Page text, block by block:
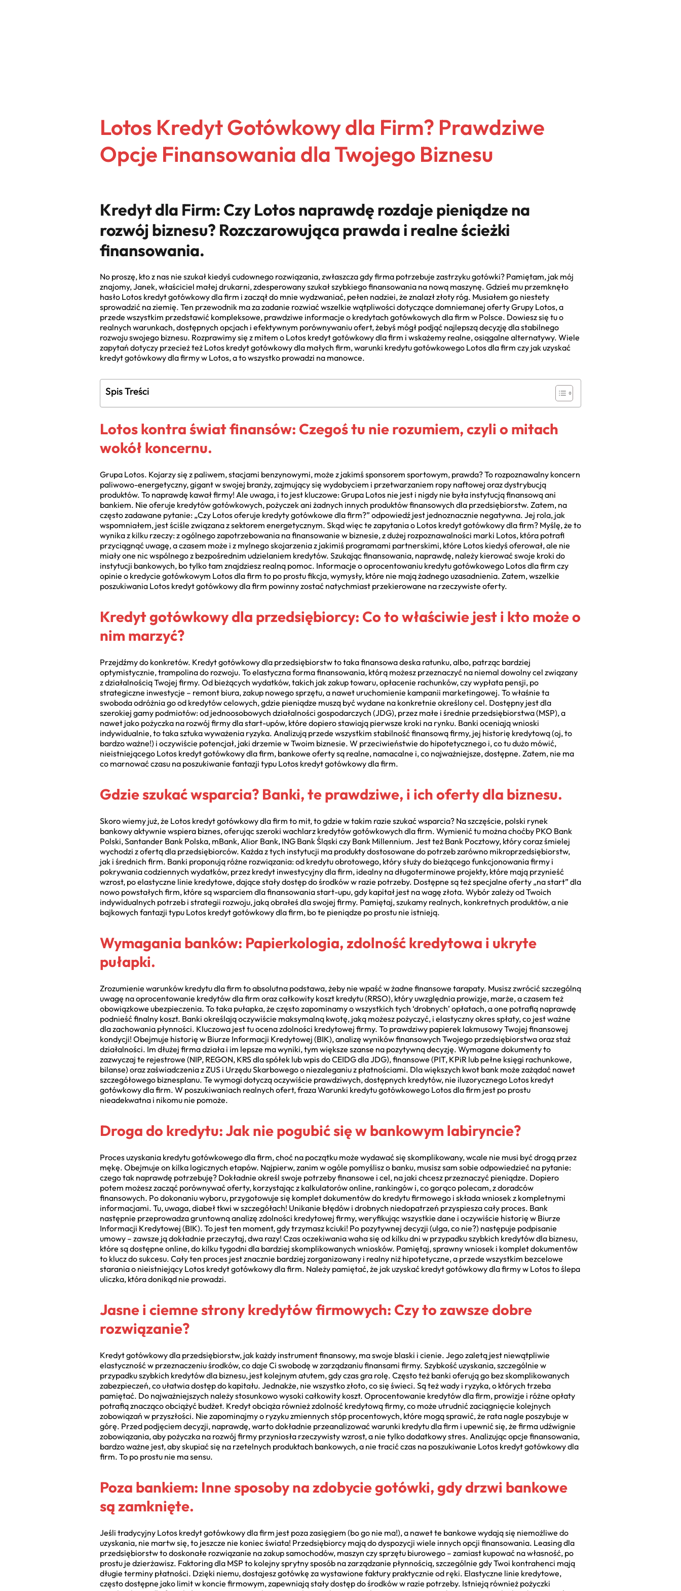
Lotos Kredyt Gotówkowy dla Firm? Prawdziwe
Opcje Finansowania dla Twojego Biznesu
Kredyt dla Firm: Czy Lotos naprawdę rozdaje pieniądze na
rozwój biznesu? Rozczarowująca prawda i realne ścieżki
finansowania.
No proszę, kto z nas nie szukał kiedyś cudownego rozwiązania, zwłaszcza gdy firma potrzebuje zastrzyku gotówki? Pamiętam, jak mój
znajomy, Janek, właściciel małej drukarni, zdesperowany szukał szybkiego finansowania na nową maszynę. Gdzieś mu przemknęło
hasło Lotos kredyt gotówkowy dla firm i zaczął do mnie wydzwaniać, pełen nadziei, że znalazł złoty róg. Musiałem go niestety
sprowadzić na ziemię. Ten przewodnik ma za zadanie rozwiać wszelkie wątpliwości dotyczące domniemanej oferty Grupy Lotos, a
przede wszystkim przedstawić kompleksowe, prawdziwe informacje o kredytach gotówkowych dla firm w Polsce. Dowiesz się tu o
realnych warunkach, dostępnych opcjach i efektywnym porównywaniu ofert, żebyś mógł podjąć najlepszą decyzję dla stabilnego
rozwoju swojego biznesu. Rozprawimy się z mitem o Lotos kredyt gotówkowy dla firm i wskażemy realne, osiągalne alternatywy. Wiele
zapytań dotyczy przecież też Lotos kredyt gotówkowy dla małych firm, warunki kredytu gotówkowego Lotos dla firm czy jak uzyskać
kredyt gotówkowy dla firmy w Lotos, a to wszystko prowadzi na manowce.
Spis Treści
Lotos kontra świat finansów: Czegoś tu nie rozumiem, czyli o mitach
wokół koncernu.
Grupa Lotos. Kojarzy się z paliwem, stacjami benzynowymi, może z jakimś sponsorem sportowym, prawda? To rozpoznawalny koncern
paliwowo-energetyczny, gigant w swojej branży, zajmujący się wydobyciem i przetwarzaniem ropy naftowej oraz dystrybucją
produktów. To naprawdę kawał firmy! Ale uwaga, i to jest kluczowe: Grupa Lotos nie jest i nigdy nie była instytucją finansową ani
bankiem. Nie oferuje kredytów gotówkowych, pożyczek ani żadnych innych produktów finansowych dla przedsiębiorstw. Zatem, na
często zadawane pytanie: „Czy Lotos oferuje kredyty gotówkowe dla firm?” odpowiedź jest jednoznacznie negatywna. Jej rola, jak
wspomniałem, jest ściśle związana z sektorem energetycznym. Skąd więc te zapytania o Lotos kredyt gotówkowy dla firm? Myślę, że to
wynika z kilku rzeczy: z ogólnego zapotrzebowania na finansowanie w biznesie, z dużej rozpoznawalności marki Lotos, która potrafi
przyciągnąć uwagę, a czasem może i z mylnego skojarzenia z jakimiś programami partnerskimi, które Lotos kiedyś oferował, ale nie
miały one nic wspólnego z bezpośrednim udzielaniem kredytów. Szukając finansowania, naprawdę, należy kierować swoje kroki do
instytucji bankowych, bo tylko tam znajdziesz realną pomoc. Informacje o oprocentowaniu kredytu gotówkowego Lotos dla firm czy
opinie o kredycie gotówkowym Lotos dla firm to po prostu fikcja, wymysły, które nie mają żadnego uzasadnienia. Zatem, wszelkie
poszukiwania Lotos kredyt gotówkowy dla firm powinny zostać natychmiast przekierowane na rzeczywiste oferty.
Kredyt gotówkowy dla przedsiębiorcy: Co to właściwie jest i kto może o
nim marzyć?
Przejdźmy do konkretów. Kredyt gotówkowy dla przedsiębiorstw to taka finansowa deska ratunku, albo, patrząc bardziej
optymistycznie, trampolina do rozwoju. To elastyczna forma finansowania, którą możesz przeznaczyć na niemal dowolny cel związany
z działalnością Twojej firmy. Od bieżących wydatków, takich jak zakup towaru, opłacenie rachunków, czy wypłata pensji, po
strategiczne inwestycje – remont biura, zakup nowego sprzętu, a nawet uruchomienie kampanii marketingowej. To właśnie ta
swoboda odróżnia go od kredytów celowych, gdzie pieniądze muszą być wydane na konkretnie określony cel. Dostępny jest dla
szerokiej gamy podmiotów: od jednoosobowych działalności gospodarczych (JDG), przez małe i średnie przedsiębiorstwa (MSP), a
nawet jako pożyczka na rozwój firmy dla start-upów, które dopiero stawiają pierwsze kroki na rynku. Banki oceniają wnioski
indywidualnie, to taka sztuka wyważenia ryzyka. Analizują przede wszystkim stabilność finansową firmy, jej historię kredytową (oj, to
bardzo ważne!) i oczywiście potencjał, jaki drzemie w Twoim biznesie. W przeciwieństwie do hipotetycznego i, co tu dużo mówić,
nieistniejącego Lotos kredyt gotówkowy dla firm, bankowe oferty są realne, namacalne i, co najważniejsze, dostępne. Zatem, nie ma
co marnować czasu na poszukiwanie fantazji typu Lotos kredyt gotówkowy dla firm.
Gdzie szukać wsparcia? Banki, te prawdziwe, i ich oferty dla biznesu.
Skoro wiemy już, że Lotos kredyt gotówkowy dla firm to mit, to gdzie w takim razie szukać wsparcia? Na szczęście, polski rynek
bankowy aktywnie wspiera biznes, oferując szeroki wachlarz kredytów gotówkowych dla firm. Wymienić tu można choćby PKO Bank
Polski, Santander Bank Polska, mBank, Alior Bank, ING Bank Śląski czy Bank Millennium. Jest też Bank Pocztowy, który coraz śmielej
wychodzi z ofertą dla przedsiębiorców. Każda z tych instytucji ma produkty dostosowane do potrzeb zarówno mikroprzedsiębiorstw,
jak i średnich firm. Banki proponują różne rozwiązania: od kredytu obrotowego, który służy do bieżącego funkcjonowania firmy i
pokrywania codziennych wydatków, przez kredyt inwestycyjny dla firm, idealny na długoterminowe projekty, które mają przynieść
wzrost, po elastyczne linie kredytowe, dające stały dostęp do środków w razie potrzeby. Dostępne są też specjalne oferty „na start” dla
nowo powstałych firm, które są wsparciem dla finansowania start-upu, gdy kapitał jest na wagę złota. Wybór zależy od Twoich
indywidualnych potrzeb i strategii rozwoju, jaką obrałeś dla swojej firmy. Pamiętaj, szukamy realnych, konkretnych produktów, a nie
bajkowych fantazji typu Lotos kredyt gotówkowy dla firm, bo te pieniądze po prostu nie istnieją.
Wymagania banków: Papierkologia, zdolność kredytowa i ukryte
pułapki.
Zrozumienie warunków kredytu dla firm to absolutna podstawa, żeby nie wpaść w żadne finansowe tarapaty. Musisz zwrócić szczególną
uwagę na oprocentowanie kredytów dla firm oraz całkowity koszt kredytu (RRSO), który uwzględnia prowizje, marże, a czasem też
obowiązkowe ubezpieczenia. To taka pułapka, że często zapominamy o wszystkich tych ‘drobnych’ opłatach, a one potrafią naprawdę
podnieść finalny koszt. Banki określają oczywiście maksymalną kwotę, jaką możesz pożyczyć, i elastyczny okres spłaty, co jest ważne
dla zachowania płynności. Kluczowa jest tu ocena zdolności kredytowej firmy. To prawdziwy papierek lakmusowy Twojej finansowej
kondycji! Obejmuje historię w Biurze Informacji Kredytowej (BIK), analizę wyników finansowych Twojego przedsiębiorstwa oraz staż
działalności. Im dłużej firma działa i im lepsze ma wyniki, tym większe szanse na pozytywną decyzję. Wymagane dokumenty to
zazwyczaj te rejestrowe (NIP, REGON, KRS dla spółek lub wpis do CEIDG dla JDG), finansowe (PIT, KPiR lub pełne księgi rachunkowe,
bilanse) oraz zaświadczenia z ZUS i Urzędu Skarbowego o niezaleganiu z płatnościami. Dla większych kwot bank może zażądać nawet
szczegółowego biznesplanu. Te wymogi dotyczą oczywiście prawdziwych, dostępnych kredytów, nie iluzorycznego Lotos kredyt
gotówkowy dla firm. W poszukiwaniach realnych ofert, fraza Warunki kredytu gotówkowego Lotos dla firm jest po prostu
nieadekwatna i nikomu nie pomoże.
Droga do kredytu: Jak nie pogubić się w bankowym labiryncie?
Proces uzyskania kredytu gotówkowego dla firm, choć na początku może wydawać się skomplikowany, wcale nie musi być drogą przez
mękę. Obejmuje on kilka logicznych etapów. Najpierw, zanim w ogóle pomyślisz o banku, musisz sam sobie odpowiedzieć na pytanie:
czego tak naprawdę potrzebuję? Dokładnie określ swoje potrzeby finansowe i cel, na jaki chcesz przeznaczyć pieniądze. Dopiero
potem możesz zacząć porównywać oferty, korzystając z kalkulatorów online, rankingów i, co gorąco polecam, z doradców
finansowych. Po dokonaniu wyboru, przygotowuje się komplet dokumentów do kredytu firmowego i składa wniosek z kompletnymi
informacjami. Tu, uwaga, diabeł tkwi w szczegółach! Unikanie błędów i drobnych niedopatrzeń przyspiesza cały proces. Bank
następnie przeprowadza gruntowną analizę zdolności kredytowej firmy, weryfikując wszystkie dane i oczywiście historię w Biurze
Informacji Kredytowej (BIK). To jest ten moment, gdy trzymasz kciuki! Po pozytywnej decyzji (ulga, co nie?) następuje podpisanie
umowy – zawsze ją dokładnie przeczytaj, dwa razy! Czas oczekiwania waha się od kilku dni w przypadku szybkich kredytów dla biznesu,
które są dostępne online, do kilku tygodni dla bardziej skomplikowanych wniosków. Pamiętaj, sprawny wniosek i komplet dokumentów
to klucz do sukcesu. Cały ten proces jest znacznie bardziej zorganizowany i realny niż hipotetyczne, a przede wszystkim bezcelowe
starania o nieistniejący Lotos kredyt gotówkowy dla firm. Należy pamiętać, że jak uzyskać kredyt gotówkowy dla firmy w Lotos to ślepa
uliczka, która donikąd nie prowadzi.
Jasne i ciemne strony kredytów firmowych: Czy to zawsze dobre
rozwiązanie?
Kredyt gotówkowy dla przedsiębiorstw, jak każdy instrument finansowy, ma swoje blaski i cienie. Jego zaletą jest niewątpliwie
elastyczność w przeznaczeniu środków, co daje Ci swobodę w zarządzaniu finansami firmy. Szybkość uzyskania, szczególnie w
przypadku szybkich kredytów dla biznesu, jest kolejnym atutem, gdy czas gra rolę. Często też banki oferują go bez skomplikowanych
zabezpieczeń, co ułatwia dostęp do kapitału. Jednakże, nie wszystko złoto, co się świeci. Są też wady i ryzyka, o których trzeba
pamiętać. Do najważniejszych należy stosunkowo wysoki całkowity koszt. Oprocentowanie kredytów dla firm, prowizje i różne opłaty
potrafią znacząco obciążyć budżet. Kredyt obciąża również zdolność kredytową firmy, co może utrudnić zaciągnięcie kolejnych
zobowiązań w przyszłości. Nie zapominajmy o ryzyku zmiennych stóp procentowych, które mogą sprawić, że rata nagle poszybuje w
górę. Przed podjęciem decyzji, naprawdę, warto dokładnie przeanalizować warunki kredytu dla firm i upewnić się, że firma udźwignie
zobowiązania, aby pożyczka na rozwój firmy przyniosła rzeczywisty wzrost, a nie tylko dodatkowy stres. Analizując opcje finansowania,
bardzo ważne jest, aby skupiać się na rzetelnych produktach bankowych, a nie tracić czas na poszukiwanie Lotos kredyt gotówkowy dla
firm. To po prostu nie ma sensu.
Poza bankiem: Inne sposoby na zdobycie gotówki, gdy drzwi bankowe
są zamknięte.
Jeśli tradycyjny Lotos kredyt gotówkowy dla firm jest poza zasięgiem (bo go nie ma!), a nawet te bankowe wydają się niemożliwe do
uzyskania, nie martw się, to jeszcze nie koniec świata! Przedsiębiorcy mają do dyspozycji wiele innych opcji finansowania. Leasing dla
przedsiębiorstw to doskonałe rozwiązanie na zakup samochodów, maszyn czy sprzętu biurowego – zamiast kupować na własność, po
prostu je dzierżawisz. Faktoring dla MSP to kolejny sprytny sposób na zarządzanie płynnością, szczególnie gdy Twoi kontrahenci mają
długie terminy płatności. Dzięki niemu, dostajesz gotówkę za wystawione faktury praktycznie od ręki. Elastyczne linie kredytowe,
często dostępne jako limit w koncie firmowym, zapewniają stały dostęp do środków w razie potrzeby. Istnieją również pożyczki